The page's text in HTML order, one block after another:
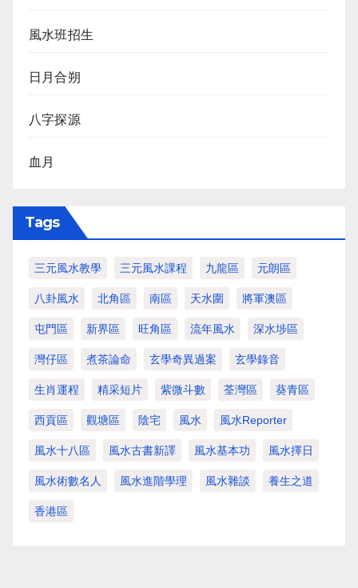
風水班招生
日月合朔
八字探源
血月
Tags
三元風水教學 三元風水課程 九龍區 元朗區
八卦風水 北角區 南區 天水圍 將軍澳區
屯門區 新界區 旺角區 流年風水 深水埗區
灣仔區 煮茶論命 玄學奇異過案 玄學錄音
生肖運程 精采短片 紫微斗數 荃灣區 葵青區
西貢區 觀塘區 陰宅 風水 風水Reporter
風水十八區 風水古書新譯 風水基本功 風水擇日
風水術數名人 風水進階學理 風水雜談 養生之道
香港區